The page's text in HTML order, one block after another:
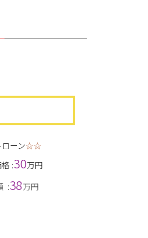
ーン☆☆
:30万円
:38万円